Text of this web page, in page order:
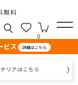
無料
0
ビス 詳細はこちら
リアはこちら